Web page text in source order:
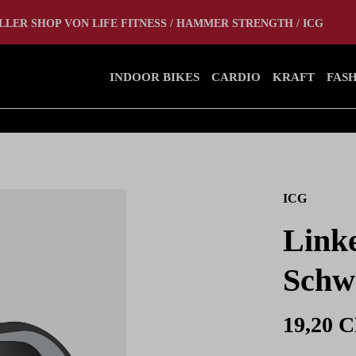
SHOP VON LIFE FITNESS / HAMMER STRENGTH / ICG
INDOOR BIKES CARDIO KRAFT
ICG
19,20